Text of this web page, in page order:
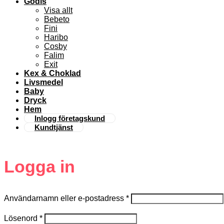
Visa allt
Bebeto
Fini
Haribo
Cosby
Falim
Exit
Kex & Choklad
Livsmedel
Baby
Dryck
Hem
Inlogg företagskund
Kundtjänst
Logga in
Användarnamn eller e-postadress *
Lösenord *